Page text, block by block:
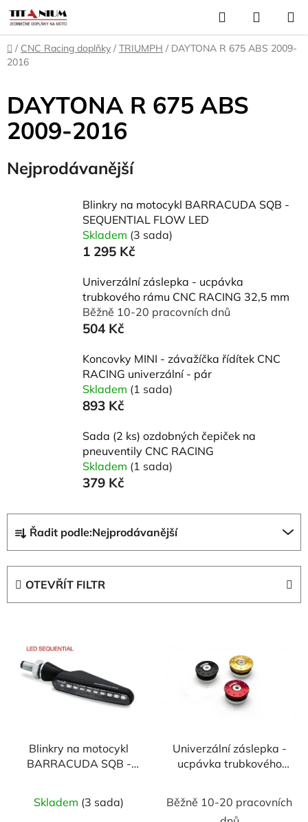
Přejít
na
obsah
Hledat
KOŠÍK
Domů
/ CNC Racing doplňky / TRIUMPH / DAYTONA R 675 ABS 2009-
2016
DAYTONA R 675 ABS
2009-2016
Nejprodávanější
Blinkry na motocykl BARRACUDA SQB -
SEQUENTIAL FLOW LED
Skladem (3 sada)
1 295 Kč
Univerzální záslepka - ucpávka
trubkového rámu CNC RACING 32,5 mm
Běžně 10-20 pracovních dnů
504 Kč
Koncovky MINI - závažíčka řídítek CNC
RACING univerzální - pár
Skladem (1 sada)
893 Kč
Sada (2 ks) ozdobných čepiček na
pneuventily CNC RACING
Skladem (1 sada)
379 Kč
a
z
Řadit podle:Nejprodávanější
OTEVŘÍT FILTR
Blinkry na motocykl
BARRACUDA SQB -
Skladem (3 sada)
Univerzální záslepka -
ucpávka trubkového
Běžně 10-20 pracovních